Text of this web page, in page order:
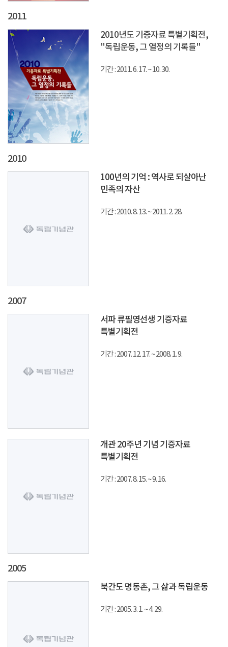
2011
2010년도 기증자료 특별기획전,
"독립운동, 그 열정의 기록들"
기간 : 2011. 6. 17. ~ 10. 30.
2010
100년의 기억 : 역사로 되살아난
민족의 자산
기간 : 2010. 8. 13. ~ 2011. 2. 28.
2007
서파 류필영선생 기증자료
특별기획전
기간 : 2007. 12. 17. ~ 2008. 1. 9.
개관 20주년 기념 기증자료
특별기획전
기간 : 2007. 8. 15. ~ 9. 16.
2005
북간도 명동촌, 그 삶과 독립운동
기간 : 2005. 3. 1. ~ 4. 29.